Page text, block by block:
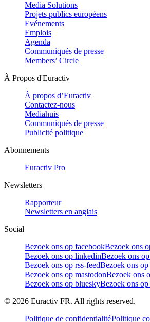
Media Solutions
Projets publics européens
Evénements
Emplois
Agenda
Communiqués de presse
Members’ Circle
À Propos d'Euractiv
À propos d’Euractiv
Contactez-nous
Mediahuis
Communiqués de presse
Publicité politique
Abonnements
Euractiv Pro
Newsletters
Rapporteur
Newsletters en anglais
Social
Bezoek ons op facebookBezoek ons
Bezoek ons op linkedinBezoek ons
Bezoek ons op rss-feedBezoek ons
Bezoek ons op mastodonBezoek ons
Bezoek ons op blueskyBezoek ons op
© 2026 Euractiv FR. All rights reserved.
Politique de confidentialitéPolitique